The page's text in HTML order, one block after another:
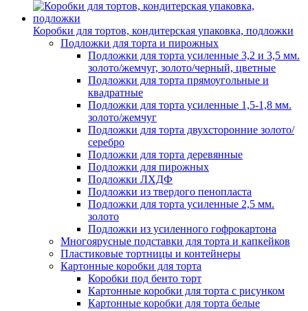
Коробки для тортов, кондитерская упаковка, подложки
Подложки для торта и пирожных
Подложки для торта усиленные 3,2 и 3,5 мм.
золото/жемчуг, золото/черный, цветные
Подложки для торта прямоугольные и
квадратные
Подложки для торта усиленные 1,5-1,8 мм.
золото/жемчуг
Подложки для торта двухсторонние золото/
серебро
Подложки для торта деревянные
Подложки для пирожных
Подложки ЛХДФ
Подложки из твердого пенопласта
Подложки для торта усиленные 2,5 мм.
золото
Подложки из усиленного гофрокартона
Многоярусные подставки для торта и капкейков
Пластиковые тортницы и контейнеры
Картонные коробки для торта
Коробки под бенто торт
Картонные коробки для торта с рисунком
Картонные коробки для торта белые